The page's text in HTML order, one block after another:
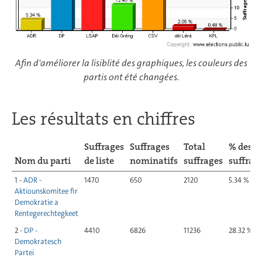
Afin d'améliorer la lisiblité des graphiques, les couleurs des
partis ont été changées.
Les résultats en chiffres
Nom du parti
Suffrages
de liste
Suffrages
nominatifs
Total
suffrages
% des
1 -ADR -
Aktiounskomitee fir
Demokratie a
Rentegerechtegkeet
1470 650 2120 5.34 %
2 - DP -
Demokratesch
Partei
4410 6826 11236 28.32 %